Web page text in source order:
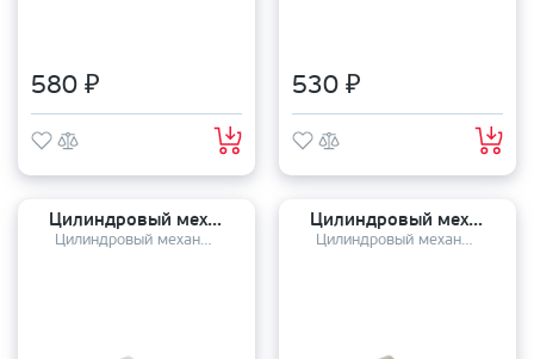
580 ₽ 530 ₽
Цилиндровый механизм TANDOOR TDZM-60-P (30*30) CP
Цилиндровый механизм
Цилиндровый механизм TANDOOR TDZM-60-P (30*30) SN
Цилиндровый механизм